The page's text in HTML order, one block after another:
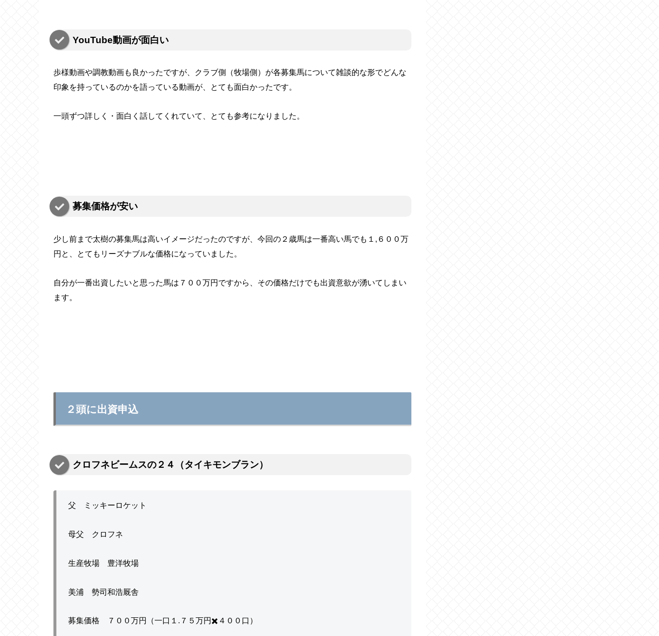
YouTube動画が面白い
歩様動画や調教動画も良かったですが、クラブ側（牧場側）が各募集馬について雑談的な形でどんな
印象を持っているのかを語っている動画が、とても面白かったです。
一頭ずつ詳しく・面白く話してくれていて、とても参考になりました。
募集価格が安い
少し前まで太樹の募集馬は高いイメージだったのですが、今回の２歳馬は一番高い馬でも１,６００万
円と、とてもリーズナブルな価格になっていました。
自分が一番出資したいと思った馬は７００万円ですから、その価格だけでも出資意欲が湧いてしまい
ます。
２頭に出資申込
クロフネビームスの２４（タイキモンブラン）
父 ミッキーロケット
母父 クロフネ
生産牧場 豊洋牧場
美浦 勢司和浩厩舎
募集価格 ７００万円（一口１.７５万円✖️４００口）